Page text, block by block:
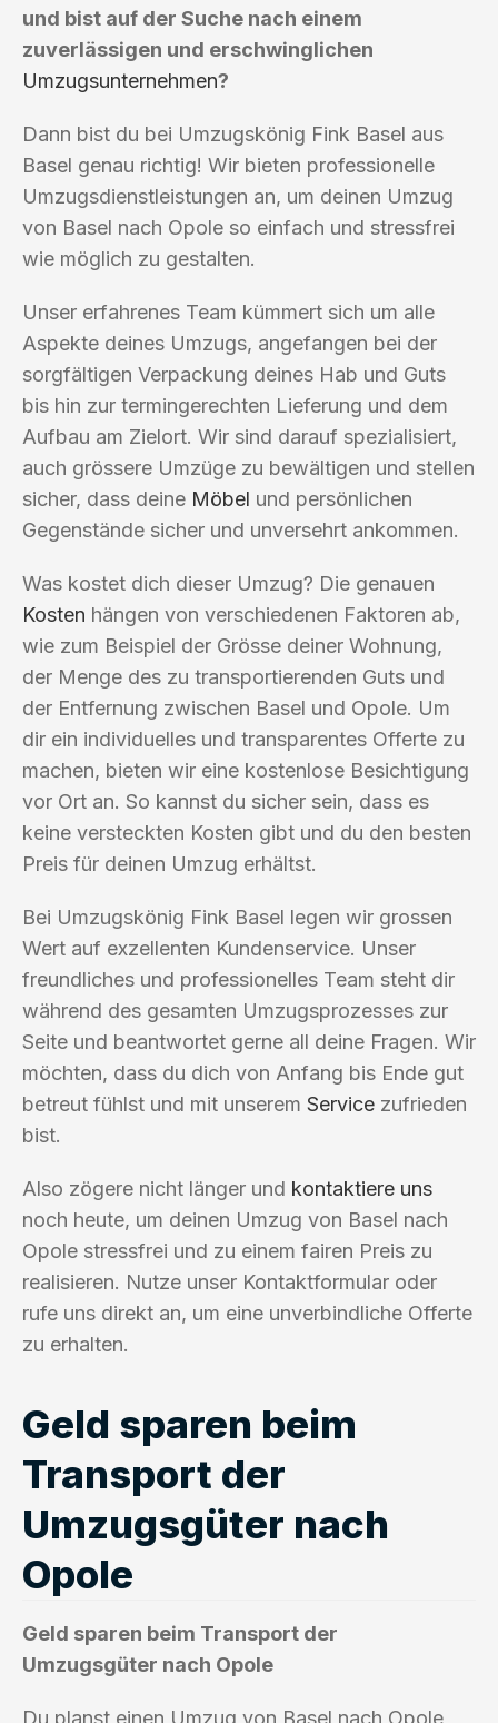
und bist auf der Suche nach einem
zuverlässigen und erschwinglichen
Umzugsunternehmen?
Dann bist du bei Umzugskönig Fink Basel aus
Basel genau richtig! Wir bieten professionelle
Umzugsdienstleistungen an, um deinen Umzug
von Basel nach Opole so einfach und stressfrei
wie möglich zu gestalten.
Unser erfahrenes Team kümmert sich um alle
Aspekte deines Umzugs, angefangen bei der
sorgfältigen Verpackung deines Hab und Guts
bis hin zur termingerechten Lieferung und dem
Aufbau am Zielort. Wir sind darauf spezialisiert,
auch grössere Umzüge zu bewältigen und stellen
sicher, dass deine Möbel und persönlichen
Gegenstände sicher und unversehrt ankommen.
Was kostet dich dieser Umzug? Die genauen
Kosten hängen von verschiedenen Faktoren ab,
wie zum Beispiel der Grösse deiner Wohnung,
der Menge des zu transportierenden Guts und
der Entfernung zwischen Basel und Opole. Um
dir ein individuelles und transparentes Offerte zu
machen, bieten wir eine kostenlose Besichtigung
vor Ort an. So kannst du sicher sein, dass es
keine versteckten Kosten gibt und du den besten
Preis für deinen Umzug erhältst.
Bei Umzugskönig Fink Basel legen wir grossen
Wert auf exzellenten Kundenservice. Unser
freundliches und professionelles Team steht dir
während des gesamten Umzugsprozesses zur
Seite und beantwortet gerne all deine Fragen. Wir
möchten, dass du dich von Anfang bis Ende gut
betreut fühlst und mit unserem Service zufrieden
bist.
Also zögere nicht länger und kontaktiere uns
noch heute, um deinen Umzug von Basel nach
Opole stressfrei und zu einem fairen Preis zu
realisieren. Nutze unser Kontaktformular oder
rufe uns direkt an, um eine unverbindliche Offerte
zu erhalten.
Geld sparen beim
Transport der
Umzugsgüter nach
Opole
Geld sparen beim Transport der
Umzugsgüter nach Opole
Du planst einen Umzug von Basel nach Opole